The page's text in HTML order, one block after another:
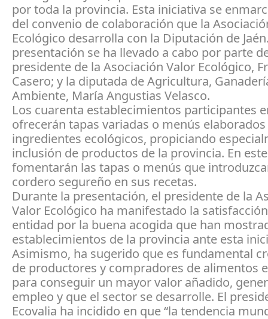
por toda la provincia. Esta iniciativa se
del convenio de colaboración que la
Ecológico desarrolla con la Diputación de
presentación se ha llevado a cabo por parte
presidente de la Asociación Valor Ecológico,
Casero; y la diputada de Agricultura,
Ambiente, María Angustias Velasco.
Los cuarenta establecimientos participantes
ofrecerán tapas variadas o menús
ingredientes ecológicos, propiciando
inclusión de productos de la provincia. En
fomentarán las tapas o menús que
cordero segureño en sus recetas.
Durante la presentación, el presidente de la
Valor Ecológico ha manifestado la
entidad por la buena acogida que han
establecimientos de la provincia ante esta
Asimismo, ha sugerido que es fundamental
de productores y compradores de alimentos
para conseguir un mayor valor añadido,
empleo y que el sector se desarrolle. El
Ecovalia ha incidido en que “la tendencia